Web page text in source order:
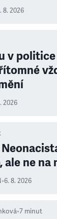
8. 2026
v
2026
ale ne
•6. 8. 2026
•7 minut